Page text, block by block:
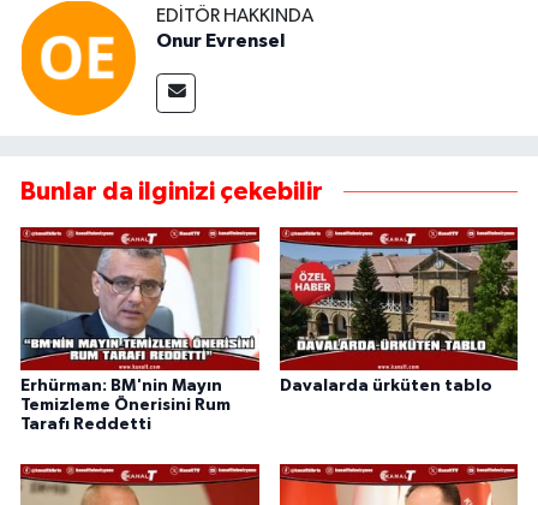
EDITÖR HAKKINDA
Onur Evrensel
Bunlar da ilginizi çekebilir
Erhürman: BM'nin Mayın
Temizleme Önerisini Rum
Tarafı Reddetti
Davalarda ürküten tablo